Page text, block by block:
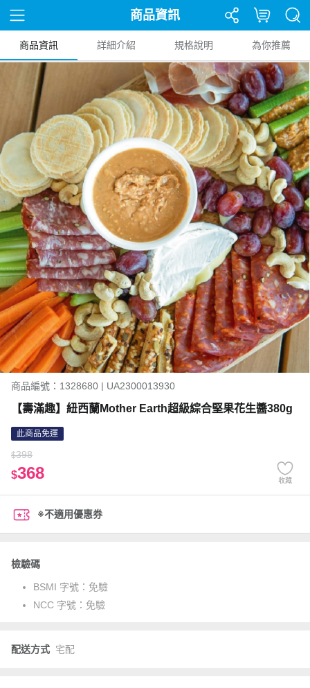
商品資訊
商品資訊 詳細介紹 規格說明 為你推薦
商品編號：1328680 | UA2300013930
【壽滿趣】紐西蘭Mother Earth超級綜合堅果花生醬380g
此商品免運
$398
$368 收藏
※不適用優惠券
檢驗碼
BSMI 字號： 免驗
NCC 字號： 免驗
配送方式 宅配